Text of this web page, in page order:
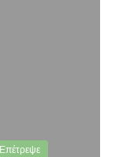
Επέτρεψε